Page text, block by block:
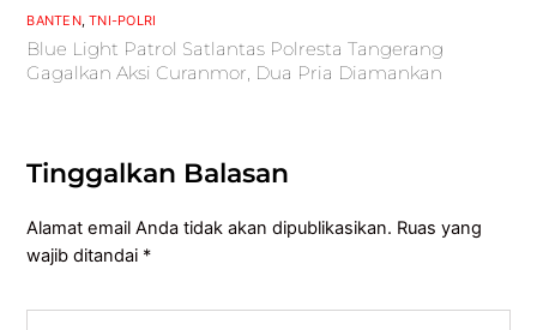
BANTEN,TNI-POLRI
Blue Light Patrol Satlantas Polresta Tangerang
Gagalkan Aksi Curanmor, Dua Pria Diamankan
Tinggalkan Balasan
Alamat email Anda tidak akan dipublikasikan. Ruas yang
wajib ditandai *